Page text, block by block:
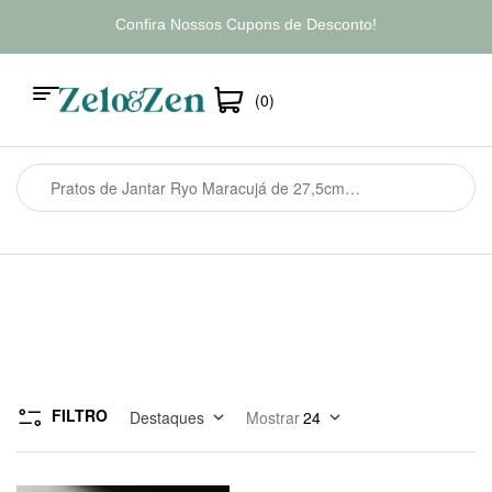
Confira Nossos Cupons de Desconto!
(0)
FILTRO Destaques Mostrar24